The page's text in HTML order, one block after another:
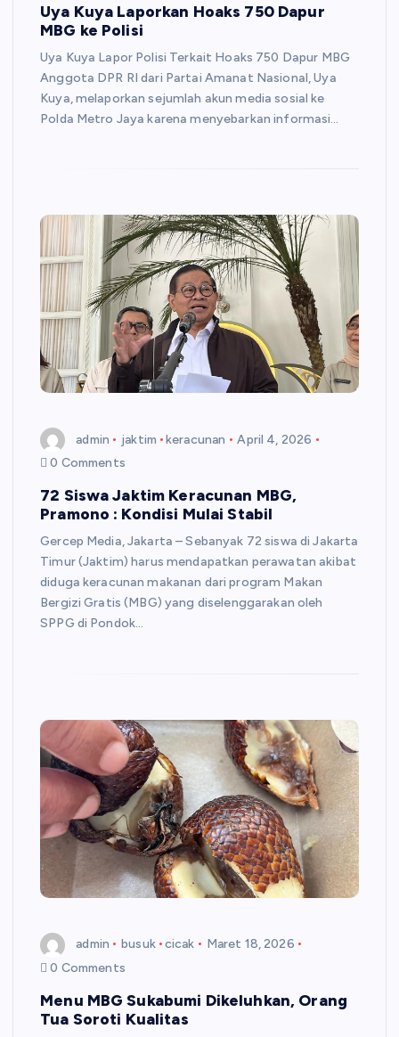
Uya Kuya Laporkan Hoaks 750 Dapur
MBG ke Polisi
Uya Kuya Lapor Polisi Terkait Hoaks 750 Dapur MBG
Anggota DPR RI dari Partai Amanat Nasional, Uya
Kuya, melaporkan sejumlah akun media sosial ke
Polda Metro Jaya karena menyebarkan informasi…
admin jaktim keracunan
April 4, 2026
0 Comments
72 Siswa Jaktim Keracunan MBG,
Pramono : Kondisi Mulai Stabil
Gercep Media, Jakarta – Sebanyak 72 siswa di Jakarta
Timur (Jaktim) harus mendapatkan perawatan akibat
diduga keracunan makanan dari program Makan
Bergizi Gratis (MBG) yang diselenggarakan oleh
SPPG di Pondok…
admin busuk cicak
Maret 18, 2026
0 Comments
Menu MBG Sukabumi Dikeluhkan, Orang
Tua Soroti Kualitas